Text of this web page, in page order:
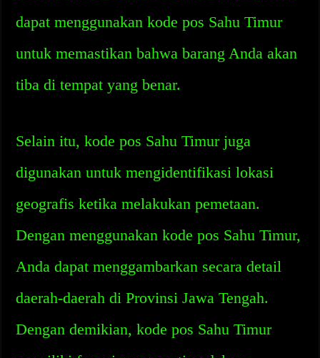
dapat menggunakan kode pos Sahu Timur
untuk memastikan bahwa barang Anda akan
tiba di tempat yang benar.
Selain itu, kode pos Sahu Timur juga
digunakan untuk mengidentifikasi lokasi
geografis ketika melakukan pemetaan.
Dengan menggunakan kode pos Sahu Timur,
Anda dapat menggambarkan secara detail
daerah-daerah di Provinsi Jawa Tengah.
Dengan demikian, kode pos Sahu Timur